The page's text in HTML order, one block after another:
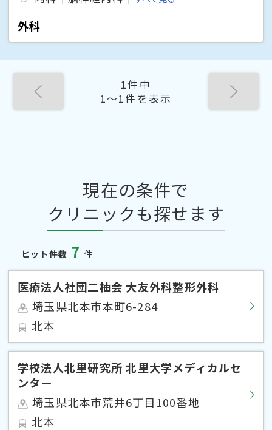
外科
1件中
1〜1件を表示
現在の条件で
クリニックも探せます
ヒット件数 7 件
医療法人社団二柚会 大友外科整形外科
埼玉県北本市本町6-284
北本
学校法人北里研究所 北里大学メディカルセ
ンター
埼玉県北本市荒井6丁目100番地
北本